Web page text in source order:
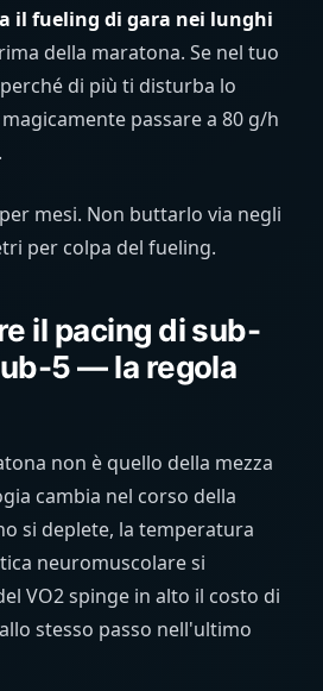
il fueling di gara nei lunghi
della maratona. Se nel tuo
di più ti disturba lo
passare a 80 g/h
mesi. Non buttarlo via negli
per colpa del fueling.
il pacing di sub-
5 — la regola
non è quello della mezza
cambia nel corso della
si deplete, la temperatura
neuromuscolare si
VO2 spinge in alto il costo di
stesso passo nell'ultimo